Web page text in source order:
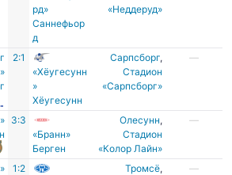
рд»
Саннефьор
д
«Неддеруд»
2:1
«Хёугесунн
»
Хёугесунн
Сарпсборг,
Стадион
«Сарпсборг»
—
3:3
«Бранн»
Берген
Олесунн,
Cтадион
«Колор Лайн»
—
1:2
Тромсё,
—